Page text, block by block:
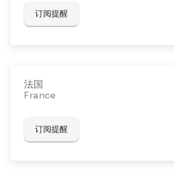
订阅提醒
法国
France
订阅提醒